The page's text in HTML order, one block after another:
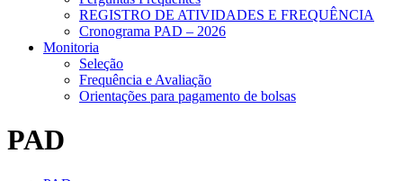
REGISTRO DE ATIVIDADES E FREQUÊNCIA
Cronograma PAD – 2026
Monitoria
Seleção
Frequência e Avaliação
Orientações para pagamento de bolsas
PAD